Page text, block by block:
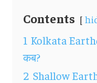
Contents
1 Kolkata
कब?
2 Shallow